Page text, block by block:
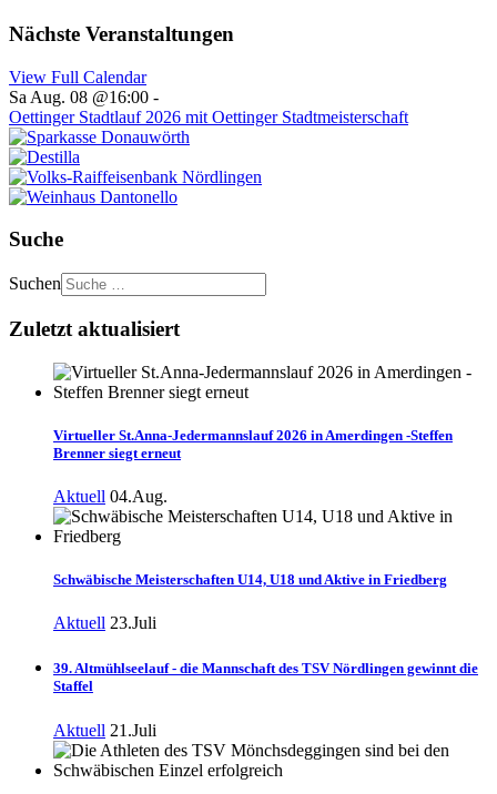
Nächste Veranstaltungen
View Full Calendar
Sa Aug. 08 @16:00 -
Oettinger Stadtlauf 2026 mit Oettinger Stadtmeisterschaft
Suche
Suchen
Zuletzt aktualisiert
Virtueller St.Anna-Jedermannslauf 2026 in Amerdingen -Steffen
Brenner siegt erneut
Aktuell 04.Aug.
Schwäbische Meisterschaften U14, U18 und Aktive in Friedberg
Aktuell 23.Juli
39. Altmühlseelauf - die Mannschaft des TSV Nördlingen gewinnt die
Staffel
Aktuell 21.Juli